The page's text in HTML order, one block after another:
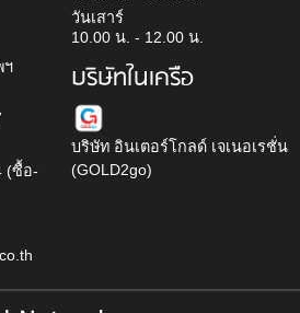
ฯ
(ซื้อ-
วันเสาร์
10.00 น. - 12.00 น.
บริษัทในเครือ
บริษัท อินเตอร์โกลด์ เจเนอเรชั่น
(GOLD2go)